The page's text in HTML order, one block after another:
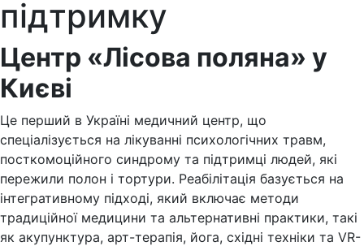
підтримку
Центр «Лісова поляна» у
Києві
Це перший в Україні медичний центр, що
спеціалізується на лікуванні психологічних травм,
посткомоційного синдрому та підтримці людей, які
пережили полон і тортури. Реабілітація базується на
інтегративному підході, який включає методи
традиційної медицини та альтернативні практики, такі
як акупунктура, арт-терапія, йога, східні техніки та VR-